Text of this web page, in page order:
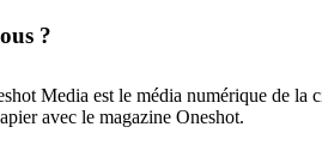
?
Media est le média numérique de la
avec le magazine Oneshot.